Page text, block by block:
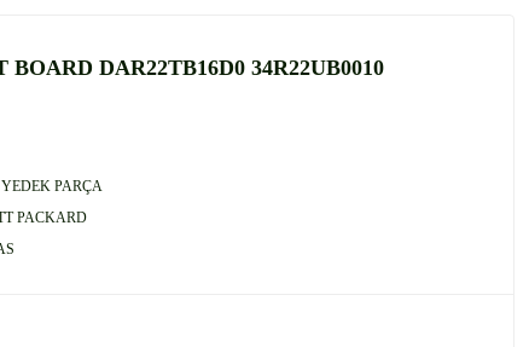
BOARD DAR22TB16D0 34R22UB0010
PARÇA
PACKARD